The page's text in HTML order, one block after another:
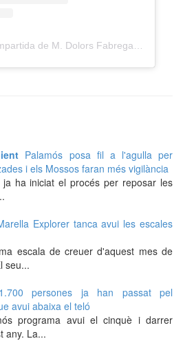
Palamós posa fil a l'agulla per
i els Mossos faran més vigilància
ja ha iniciat el procés per reposar les
Explorer tanca avui les escales
escala de creuer d'aquest mes de
seu...
1.700 persones ja han passat pel
avui abaixa el teló
programa avui el cinquè i darrer
any. La...